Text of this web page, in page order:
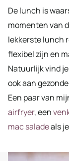
De lunch is
momenten van
lekkerste lunch
flexibel zijn en
Natuurlijk vind
ook aan
Een paar van
airfryer, een
mac saladeals